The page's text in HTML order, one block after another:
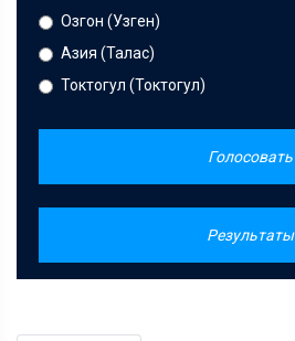
Озгон (Узген)
Азия (Талас)
Токтогул (Токтогул)
Голосовать
Результаты